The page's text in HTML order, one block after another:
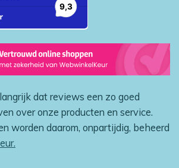
dat reviews een zo goed
over onze producten en service.
worden daarom, onpartijdig, beheerd